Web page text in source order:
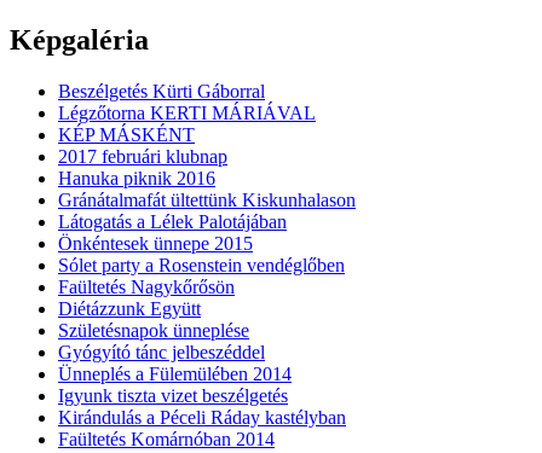
Képgaléria
Beszélgetés Kürti Gáborral
Légzőtorna KERTI MÁRIÁVAL
KÉP MÁSKÉNT
2017 februári klubnap
Hanuka piknik 2016
Gránátalmafát ültettünk Kiskunhalason
Látogatás a Lélek Palotájában
Önkéntesek ünnepe 2015
Sólet party a Rosenstein vendéglőben
Faültetés Nagykőrősön
Diétázzunk Együtt
Születésnapok ünneplése
Gyógyító tánc jelbeszéddel
Ünneplés a Fülemülében 2014
Igyunk tiszta vizet beszélgetés
Kirándulás a Péceli Ráday kastélyban
Faültetés Komárnóban 2014